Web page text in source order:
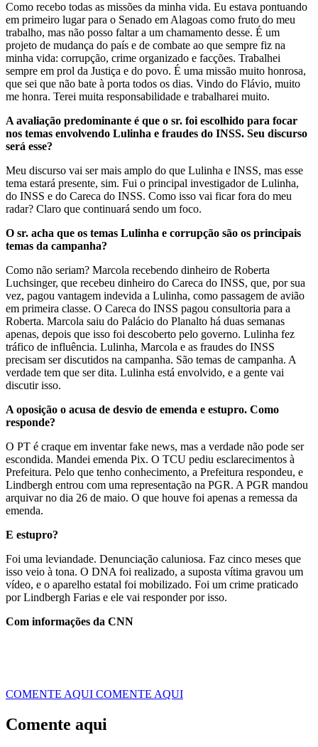
Como recebo todas as missões da minha vida. Eu estava pontuando
em primeiro lugar para o Senado em Alagoas como fruto do meu
trabalho, mas não posso faltar a um chamamento desse. É um
projeto de mudança do país e de combate ao que sempre fiz na
minha vida: corrupção, crime organizado e facções. Trabalhei
sempre em prol da Justiça e do povo. É uma missão muito honrosa,
que sei que não bate à porta todos os dias. Vindo do Flávio, muito
me honra. Terei muita responsabilidade e trabalharei muito.
A avaliação predominante é que o sr. foi escolhido para focar
nos temas envolvendo Lulinha e fraudes do INSS. Seu discurso
será esse?
Meu discurso vai ser mais amplo do que Lulinha e INSS, mas esse
tema estará presente, sim. Fui o principal investigador de Lulinha,
do INSS e do Careca do INSS. Como isso vai ficar fora do meu
radar? Claro que continuará sendo um foco.
O sr. acha que os temas Lulinha e corrupção são os principais
temas da campanha?
Como não seriam? Marcola recebendo dinheiro de Roberta
Luchsinger, que recebeu dinheiro do Careca do INSS, que, por sua
vez, pagou vantagem indevida a Lulinha, como passagem de avião
em primeira classe. O Careca do INSS pagou consultoria para a
Roberta. Marcola saiu do Palácio do Planalto há duas semanas
apenas, depois que isso foi descoberto pelo governo. Lulinha fez
tráfico de influência. Lulinha, Marcola e as fraudes do INSS
precisam ser discutidos na campanha. São temas de campanha. A
verdade tem que ser dita. Lulinha está envolvido, e a gente vai
discutir isso.
A oposição o acusa de desvio de emenda e estupro. Como
responde?
O PT é craque em inventar fake news, mas a verdade não pode ser
escondida. Mandei emenda Pix. O TCU pediu esclarecimentos à
Prefeitura. Pelo que tenho conhecimento, a Prefeitura respondeu, e
Lindbergh entrou com uma representação na PGR. A PGR mandou
arquivar no dia 26 de maio. O que houve foi apenas a remessa da
emenda.
E estupro?
Foi uma leviandade. Denunciação caluniosa. Faz cinco meses que
isso veio à tona. O DNA foi realizado, a suposta vítima gravou um
vídeo, e o aparelho estatal foi mobilizado. Foi um crime praticado
por Lindbergh Farias e ele vai responder por isso.
Com informações da CNN
COMENTE AQUI COMENTE AQUI
Comente aqui